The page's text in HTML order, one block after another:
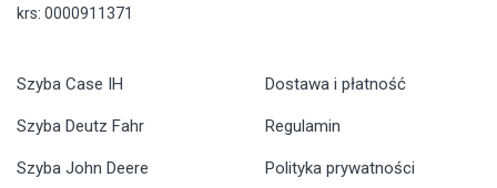
krs: 0000911371
Szyba Case IH
Szyba Deutz Fahr
Szyba John Deere
Dostawa i płatność
Regulamin
Polityka prywatności